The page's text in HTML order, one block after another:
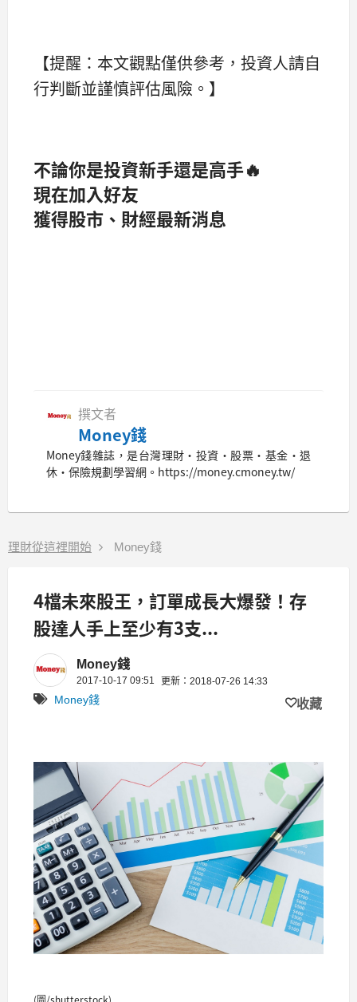
【提醒：本文觀點僅供參考，投資人請自
行判斷並謹慎評估風險。】
不論你是投資新手還是高手🔥
現在加入好友
獲得股市、財經最新消息
撰文者
Money錢
Money錢雜誌，是台灣理財‧投資‧股票‧基金‧退
休‧保險規劃學習網。https://money.cmoney.tw/
理財從這裡開始 Money錢
4檔未來股王，訂單成長大爆發！存
股達人手上至少有3支...
Money錢
2017-10-17 09:51 更新：2018-07-26 14:33
Money錢 收藏